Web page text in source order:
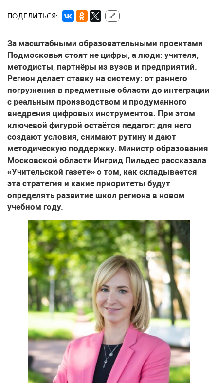
ПОДЕЛИТЬСЯ: 🔗
За масштабными образовательными проектами
Подмосковья стоят не цифры, а люди: учителя,
методисты, партнёры из вузов и предприятий.
Регион делает ставку на систему: от раннего
погружения в предметные области до интеграции
с реальным производством и продуманного
внедрения цифровых инструментов. При этом
ключевой фигурой остаётся педагог: для него
создают условия, снимают рутину и дают
методическую поддержку. Министр образования
Московской области Ингрид Пильдес рассказала
«Учительской газете» о том, как складывается
эта стратегия и какие приоритеты будут
определять развитие школ региона в новом
учебном году.